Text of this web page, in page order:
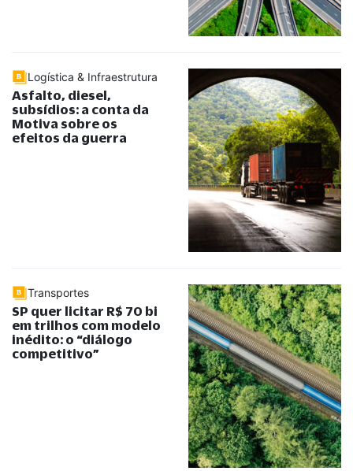
Logística & Infraestrutura
Asfalto, diesel,
subsídios: a conta da
Motiva sobre os
efeitos da guerra
Transportes
SP quer licitar R$ 70 bi
em trilhos com modelo
inédito: o “diálogo
competitivo”